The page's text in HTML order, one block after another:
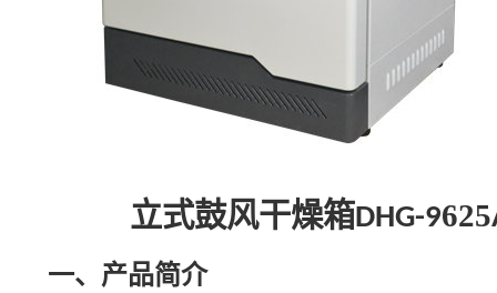
立式鼓风干燥箱DHG-9625
一、 产品简介